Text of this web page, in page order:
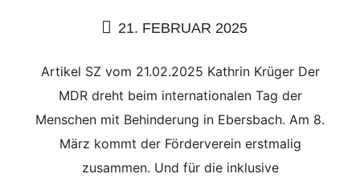
21. FEBRUAR 2025
Artikel SZ vom 21.02.2025 Kathrin Krüger Der
MDR dreht beim internationalen Tag der
Menschen mit Behinderung in Ebersbach. Am 8.
März kommt der Förderverein erstmalig
zusammen. Und für die inklusive